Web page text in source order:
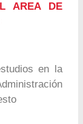
AREA DE
en la